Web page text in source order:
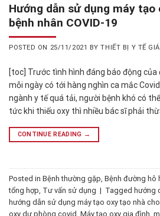
Hướng dẫn sử dụng máy
bệnh nhân COVID-19
POSTED ON 25/11/2021 BYTHIẾT BỊ Y TẾ
[toc] Trước tình hình đáng báo động của
mỗi ngày có tới hàng nghìn ca mắc
ngành y tế quá tải, người bệnh khó có
tức khi thiếu oxy thì nhiều bác sĩ phải
CONTINUE READING →
Posted in Bệnh thường gặp Bệnh đường hô
tổng hợp Tư vấn sử dụng | Tagged hướng
hướng dẫn sử dụng máy tạo oxy tạo nhà
oxy dự phòng covid Máy tạo oxy gia đình